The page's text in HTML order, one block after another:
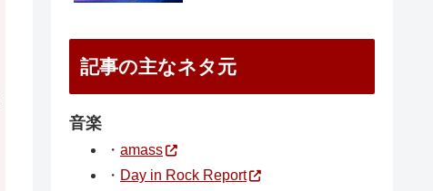
記事の主なネタ元
音楽
・ amass
・ Day in Rock Report